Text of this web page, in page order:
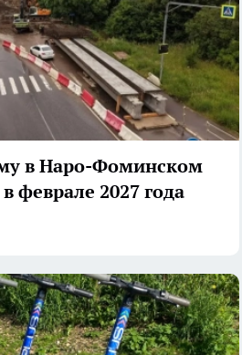
в Наро-Фоминском
феврале 2027 года